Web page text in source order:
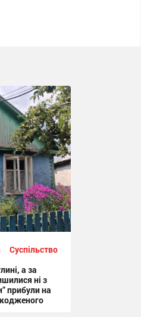
Суспільство
а за
ні з
прибули на